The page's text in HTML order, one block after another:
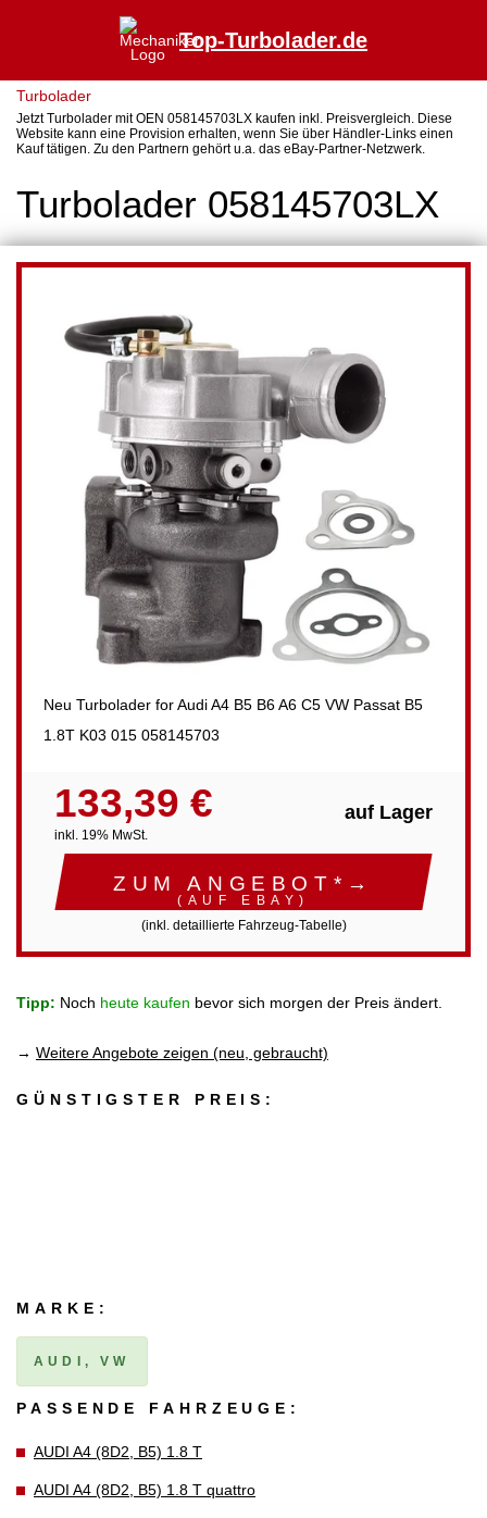
Top-Turbolader.de
Turbolader
Jetzt Turbolader mit OEN 058145703LX kaufen inkl. Preisvergleich. Diese
Website kann eine Provision erhalten, wenn Sie über Händler-Links einen
Kauf tätigen. Zu den Partnern gehört u.a. das eBay-Partner-Netzwerk.
Turbolader 058145703LX
Neu Turbolader for Audi A4 B5 B6 A6 C5 VW Passat B5
1.8T K03 015 058145703
133,39 €
inkl. 19% MwSt.
auf Lager
ZUM ANGEBOT*→
(AUF EBAY)
(inkl. detaillierte Fahrzeug-Tabelle)
Tipp: Noch heute kaufen bevor sich morgen der Preis ändert.
→ Weitere Angebote zeigen (neu, gebraucht)
GÜNSTIGSTER PREIS:
MARKE:
AUDI, VW
PASSENDE FAHRZEUGE:
AUDI A4 (8D2, B5) 1.8 T
AUDI A4 (8D2, B5) 1.8 T quattro